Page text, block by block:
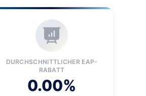
DURCHSCHNITTLICHER EAP-
RABATT
0.00%